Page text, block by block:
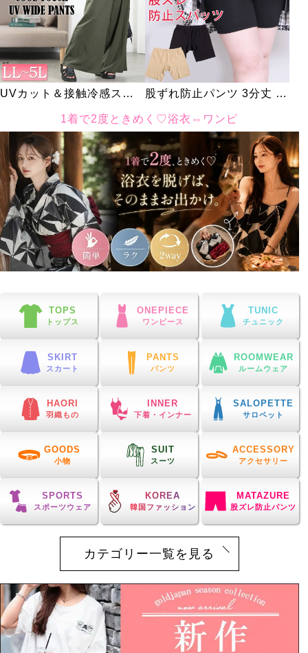
UVカット＆接触冷感スト
股ずれ防止パンツ 3分丈 秋
1着で2度ときめく♡浴衣⇔ワンピ
大きいサイズレディースのピックアップカテゴリー・特集
TOPS
トップス
ONEPIECE
ワンピース
TUNIC
チュニック
SKIRT
スカート
PANTS
パンツ
ROOMWEAR
ルームウェア
HAORI
羽織もの
INNER
下着・インナー
SALOPETTE
サロペット
GOODS
小物
SUIT
スーツ
ACCESSORY
アクセサリー
SPORTS
スポーツウェア
KOREA
韓国ファッション
MATAZURE
股ズレ防止パンツ
カテゴリー一覧を見る